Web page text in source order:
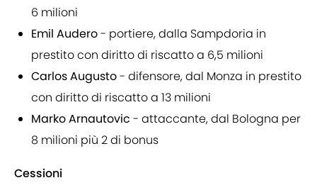
6 milioni
Emil Audero- portiere, dalla Sampdoria in
prestito con diritto di riscatto a 6,5 milioni
Carlos Augusto- difensore, dal Monza in prestito
con diritto di riscatto a 13 milioni
Marko Arnautovic - attaccante, dal Bologna per
8 milioni più 2 di bonus
Cessioni